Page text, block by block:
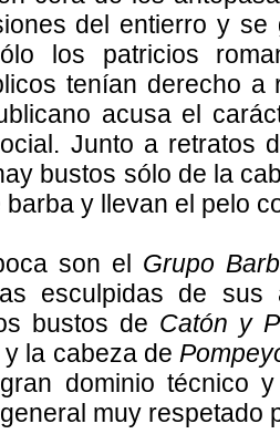
del entierro y se
los patricios
tenían derecho a
acusa el
Junto a retratos
bustos sólo de la
y llevan el pelo
son el Grupo
esculpidas de sus
bustos de Catón y
la cabeza de
dominio técnico
muy respetado